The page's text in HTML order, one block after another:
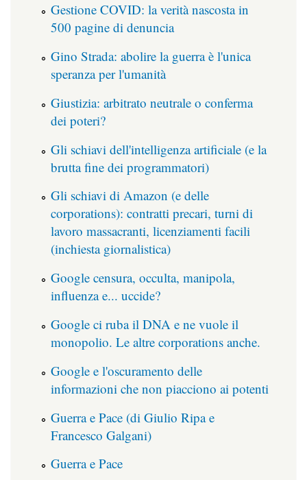
Gestione COVID: la verità nascosta in
500 pagine di denuncia
Gino Strada: abolire la guerra è l'unica
speranza per l'umanità
Giustizia: arbitrato neutrale o conferma
dei poteri?
Gli schiavi dell'intelligenza artificiale (e la
brutta fine dei programmatori)
Gli schiavi di Amazon (e delle
corporations): contratti precari, turni di
lavoro massacranti, licenziamenti facili
(inchiesta giornalistica)
Google censura, occulta, manipola,
influenza e... uccide?
Google ci ruba il DNA e ne vuole il
monopolio. Le altre corporations anche.
Google e l'oscuramento delle
informazioni che non piacciono ai potenti
Guerra e Pace (di Giulio Ripa e
Francesco Galgani)
Guerra e Pace